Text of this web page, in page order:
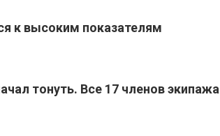
к высоким показателям
тонуть. Все 17 членов экипажа